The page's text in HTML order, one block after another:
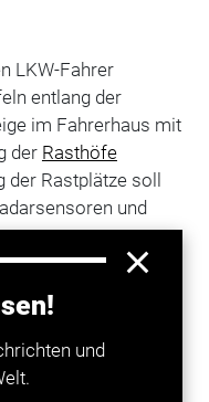
und
LKW-Fahrer
entlang der
im Fahrerhaus mit
der Rasthöfe
Rastplätze soll
und
auf
Radarsensoren
entlang der